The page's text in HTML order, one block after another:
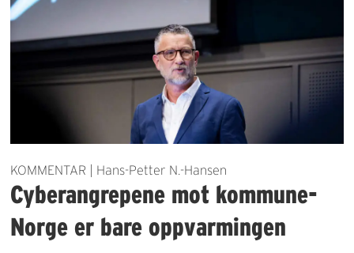
KOMMENTAR | Hans-Petter N.-Hansen
Cyberangrepene mot kommune-
Norge er bare oppvarmingen